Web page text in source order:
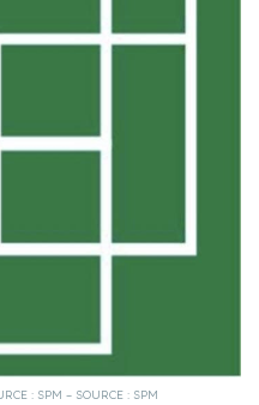
: SPM – SOURCE : SPM